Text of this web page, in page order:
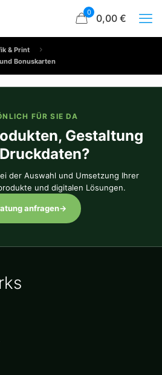
0 0,00 €
& Print
Bonuskarten
FÜR SIE DA
Gestaltung
der Auswahl und Umsetzung Ihrer
und digitalen Lösungen.
anfragen→